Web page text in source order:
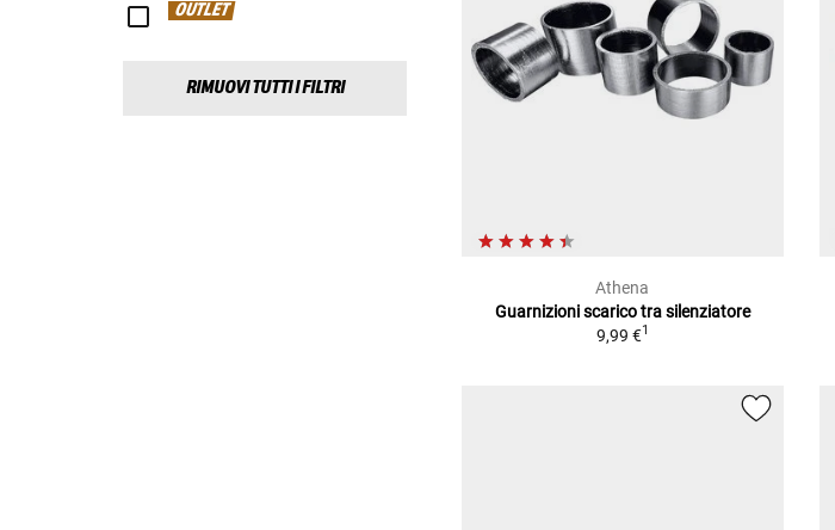
OUTLET
RIMUOVI TUTTI I FILTRI
Athena
Guarnizioni scarico tra silenziatore
9,99 €1